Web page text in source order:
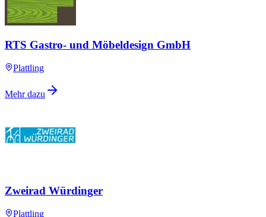
RTS Gastro- und Möbeldesign GmbH
Plattling
Mehr dazu
Zweirad Würdinger
Plattling